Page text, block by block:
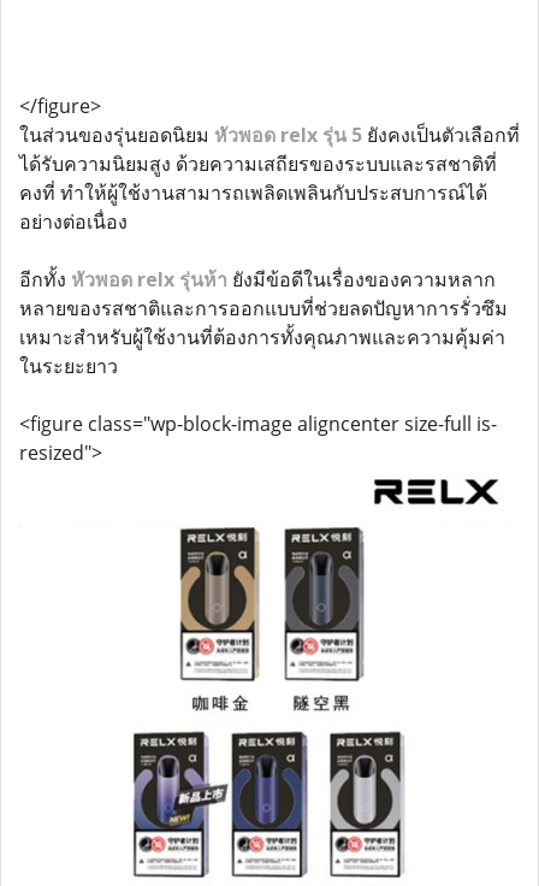
</figure>
ในส่วนของรุ่นยอดนิยม หัวพอด relx รุ่น 5 ยังคงเป็นตัวเลือกที่
ได้รับความนิยมสูง ด้วยความเสถียรของระบบและรสชาติที่
คงที่ ทำให้ผู้ใช้งานสามารถเพลิดเพลินกับประสบการณ์ได้
อย่างต่อเนื่อง
อีกทั้ง หัวพอด relx รุ่นห้า ยังมีข้อดีในเรื่องของความหลาก
หลายของรสชาติและการออกแบบที่ช่วยลดปัญหาการรั่วซึม
เหมาะสำหรับผู้ใช้งานที่ต้องการทั้งคุณภาพและความคุ้มค่า
ในระยะยาว
<figure class="wp-block-image aligncenter size-full is-
resized">